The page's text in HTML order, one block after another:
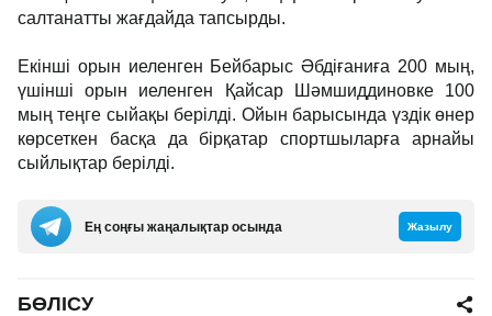
салтанатты жағдайда тапсырды.
Екінші орын иеленген Бейбарыс Әбдіғаниға 200 мың,
үшінші орын иеленген Қайсар Шәмшиддиновке 100
мың теңге сыйақы берілді. Ойын барысында үздік өнер
көрсеткен басқа да бірқатар спортшыларға арнайы
сыйлықтар берілді.
Ең соңғы жаңалықтар осында Жазылу
БӨЛІСУ